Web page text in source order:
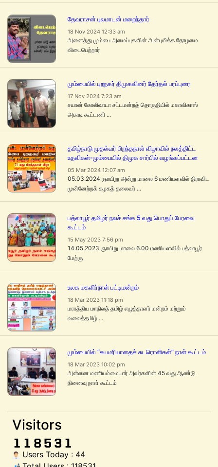
தேவராசன் புலமாடன் மறைந்தார்
18 Nov 2024 12:33 am
அனைத்து மும்பை அமைப்புகளின் அன்புமிக்க தோழமை
விடைபெற்றார்
மும்பையில் புறநகர் திமுகவினர் தேர்தல் பரப்புரை
17 Nov 2024 7:23 am
சயான் கோலிவாடா சட்டமன்றத் தொகுதியில் மகாவிகாஸ்
அகாடி கூட்டணி ...
தமிழ்நாடு முதல்வர் பிறந்தநாள் விழாவில் நலத்திட்ட
உதவிகள்-மும்பையில் திமுக சார்பில் வழங்கப்பட்டன
05 Mar 2024 12:07 am
05.03.2024 ஞாயிறு அன்று மாலை 6 மணியளவில் திராவிட
முன்னேற்றக் கழகத் தலைவர் ...
பத்லாபூர் தமிழர் நலச் சங்க 5 வது பொதுப் பேரவை
கூட்டம்
15 May 2023 7:56 pm
14.05.2023 ஞாயிறு மாலை 6.00 மணியளவில் பத்லாபூர்
மேற்கு
உலக மகளிர்நாள் பட்டிமன்றம்
18 Mar 2023 11:18 pm
மராத்திய மாநிலத் தமிழ் எழுத்தாளர் மன்றம் மற்றும்
வலைத்தமிழ் ...
மும்பையில் “சுயமரியாதைச் சுடரொளிகள்” நாள் கூட்டம்
18 Mar 2023 10:02 pm
அன்னை மணியம்மையார் அவர்களின் 45 வது ஆண்டு
நினைவு நாள் கூட்டம்
Visitors
Users Today : 44